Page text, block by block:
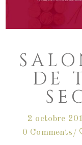
DE
2 octobre
0 Comments